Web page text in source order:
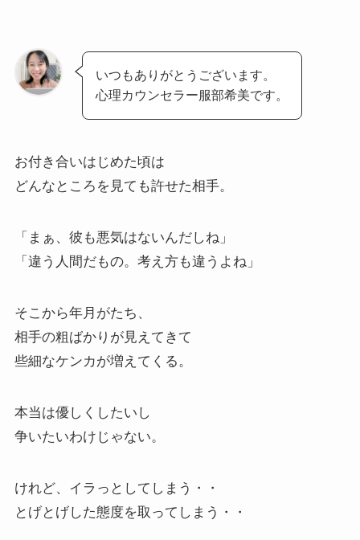
いつもありがとうございます。
心理カウンセラー服部希美です。
お付き合いはじめた頃は
どんなところを見ても許せた相手。
「まぁ、彼も悪気はないんだしね」
「違う人間だもの。考え方も違うよね」
そこから年月がたち、
相手の粗ばかりが見えてきて
些細なケンカが増えてくる。
本当は優しくしたいし
争いたいわけじゃない。
けれど、イラっとしてしまう・・
とげとげした態度を取ってしまう・・